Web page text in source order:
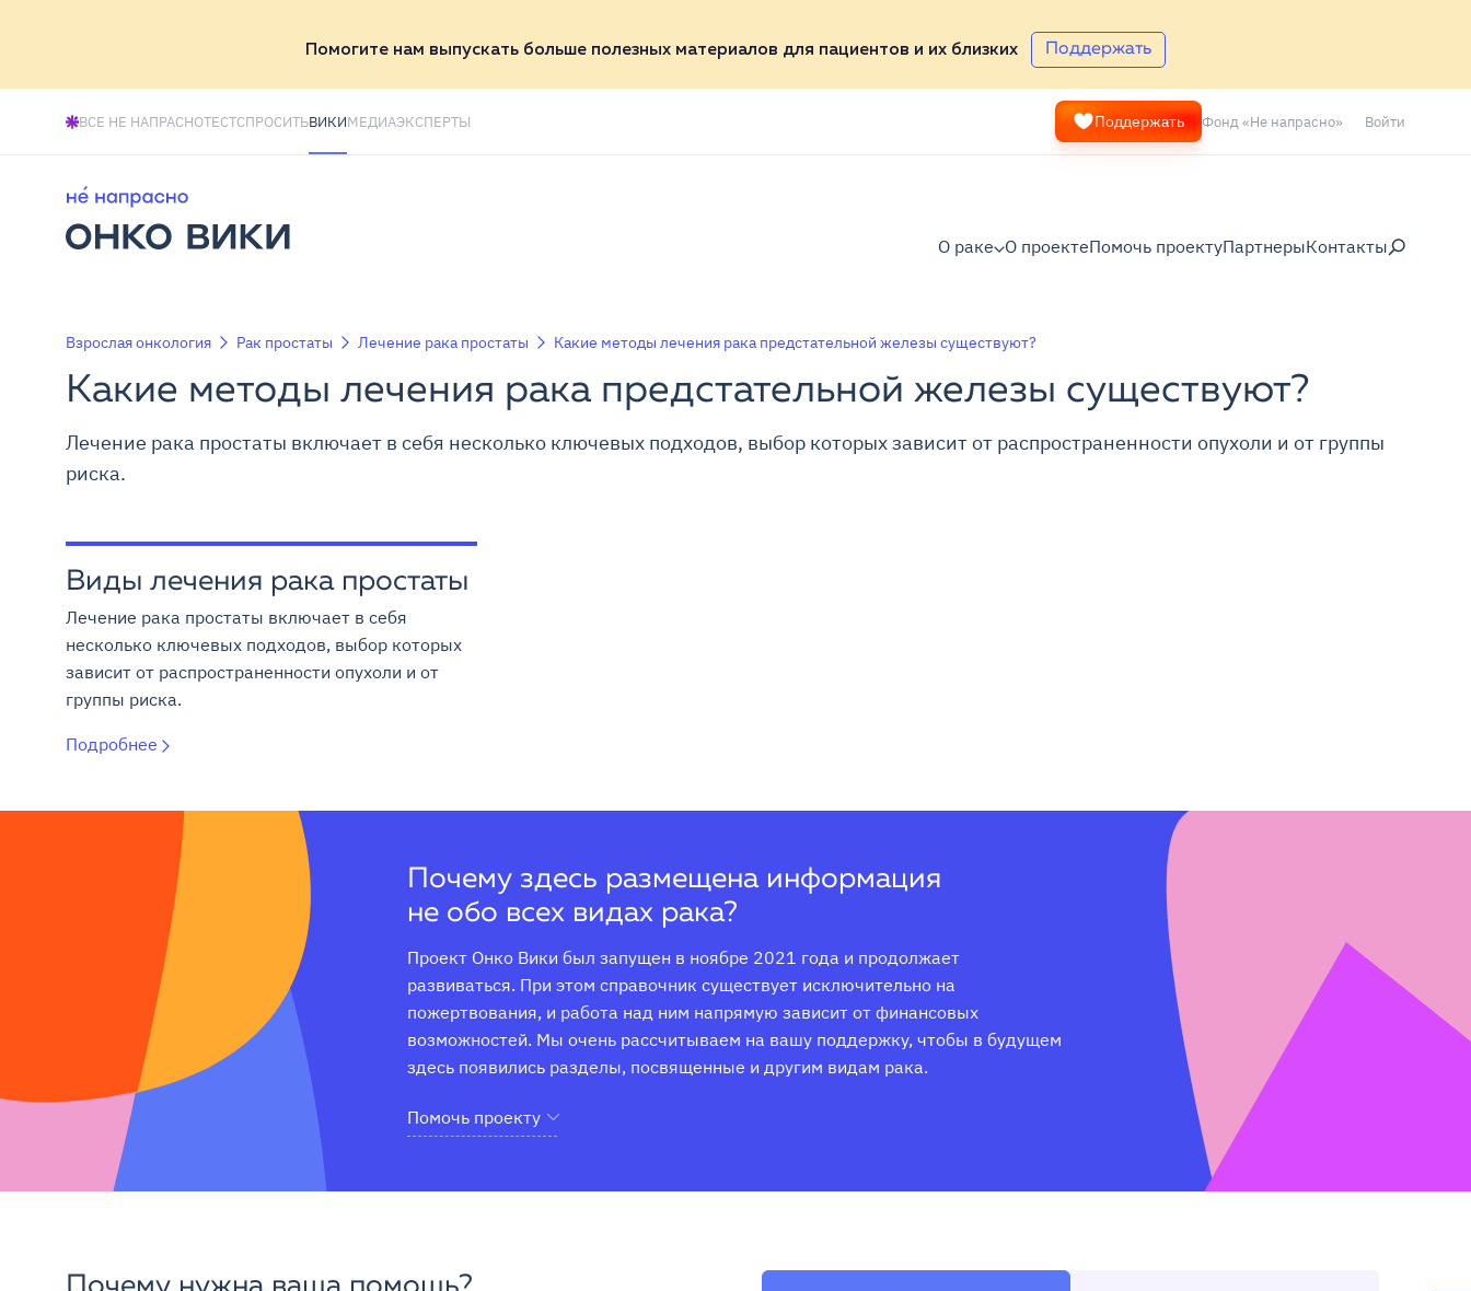
Помогите нам выпускать больше полезных материалов для пациентов и их близких Поддержать
ВСЕ НЕ НАПРАСНОТЕСТСПРОСИТЬВИКИМЕДИАЭКСПЕРТЫ Поддержать Фонд «Не напрасно» Войти
О раке О проектеПомочь проектуПартнерыКонтакты
Взрослая онкология Рак простаты Лечение рака простаты Какие методы лечения рака предстательной железы существуют?
Какие методы лечения рака предстательной железы существуют?
Лечение рака простаты включает в себя несколько ключевых подходов, выбор которых зависит от распространенности опухоли и от группы
риска.
Виды лечения рака простаты
Лечение рака простаты включает в себя
несколько ключевых подходов, выбор которых
зависит от распространенности опухоли и от
группы риска.
Подробнее
Почему здесь размещена информация
не обо всех видах рака?
Проект Онко Вики был запущен в ноябре 2021 года и продолжает
развиваться. При этом справочник существует исключительно на
пожертвования, и работа над ним напрямую зависит от финансовых
возможностей. Мы очень рассчитываем на вашу поддержку, чтобы в будущем
здесь появились разделы, посвященные и другим видам рака.
Помочь проекту